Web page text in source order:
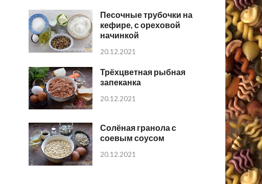
Песочные трубочки на
кефире, с ореховой
начинкой
20.12.2021
Трёхцветная рыбная
запеканка
20.12.2021
Солёная гранола с
соевым соусом
20.12.2021